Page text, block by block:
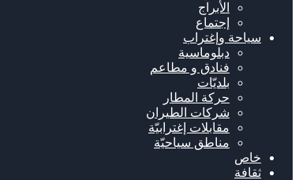
الأبراج
إجتماع
سياحة وإغتراب
دبلوماسية
فنادق و مطاعم
بلديّات
حركة المطار
شركات الطيران
مقابلات إغترابيّة
مناطق سياحيّة
خاص
ثقافة